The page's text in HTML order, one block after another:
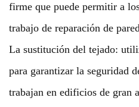
firme que puede permitir a
trabajo de reparación de
La sustitución del tejado:
para garantizar la seguridad
trabajan en edificios de gran